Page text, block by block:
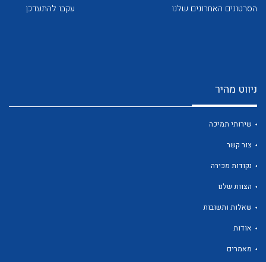
הסרטונים האחרונים שלנו עקבו להתעדכן
ניווט מהיר
שירותי תמיכה
צור קשר
נקודות מכירה
הצוות שלנו
שאלות ותשובות
אודות
מאמרים